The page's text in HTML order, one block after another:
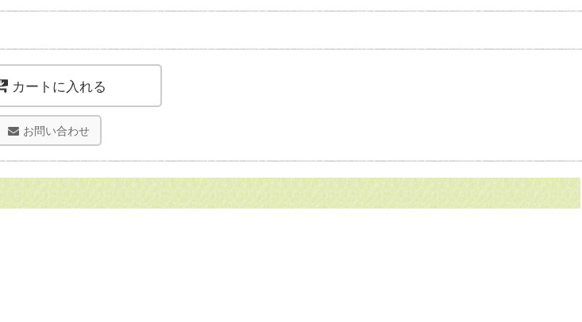
カートに入れる
お問い合わせ